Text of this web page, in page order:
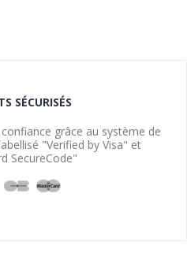
SÉCURISÉS
grâce au système de
"Verified by Visa" et
SecureCode"